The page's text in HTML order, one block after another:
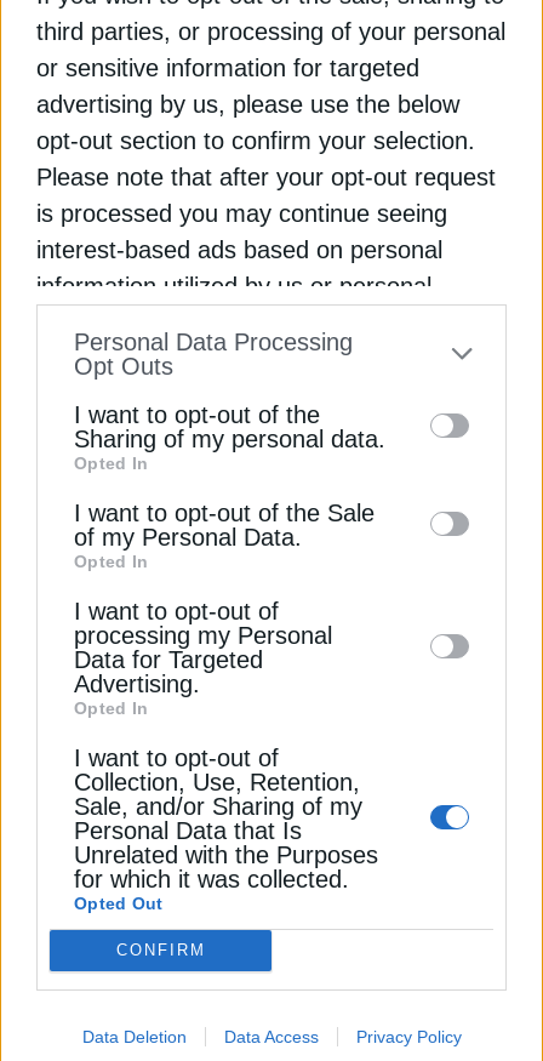
third parties, or processing of your personal
or sensitive information for targeted
advertising by us, please use the below
opt-out section to confirm your selection.
Please note that after your opt-out request
is processed you may continue seeing
interest-based ads based on personal
information utilized by us or personal
to your opt-out. You may separately opt-out
information by third parties on the IAB’s list
of downstream participants. This
information may also be disclosed by us to
third parties on theIAB’s List of
Downstream Participants
disclose it to other third parties.
Personal Data Processing
Opt Outs
I want to opt-out of the
Sharing of my personal data.
Opted In
I want to opt-out of the Sale
of my Personal Data.
Opted In
I want to opt-out of
processing my Personal
Data for Targeted
Advertising.
Opted In
I want to opt-out of
Collection, Use, Retention,
Sale, and/or Sharing of my
Personal Data that Is
Unrelated with the Purposes
for which it was collected.
Opted Out
CONFIRM
Data Deletion Data Access Privacy Policy
Διαβάστε ακόμη
“Προ των πυλών” τα πορτοκαλί τιμολόγια
ρεύματος
Πυρηνική ενέργεια: Γιατί τα SMRs μπαίνουν στο
κάδρο της Ελλάδας
Φυσικό αέριο: “Γκάζι” στις έρευνες από
Βουλγαρία, σε αναμονή η Ελλάδα
ΠΡΑΣΙΝΗ ΜΕΤΑΒΑΣΗ
ΔΕΊΤΕ ΕΠΊΣΗΣ
ΠΕΡΙΒΑΛΛΟΝ
Σε τροχιά υλοποίησης η υδροδότηση της
Πολυτεχνειούπολης από την ΕΥΔΑΠ